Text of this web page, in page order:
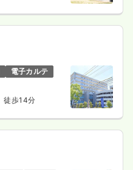
電子カルテ
徒歩14分